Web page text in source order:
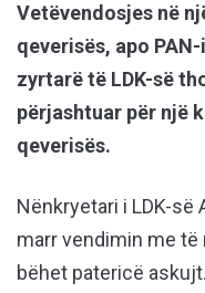
Vetëvendosjes në
qeverisës, apo
zyrtarë të LDK-së
përjashtuar për një
qeverisës.
Nënkryetari i LDK-së
marr vendimin me të
bëhet patericë